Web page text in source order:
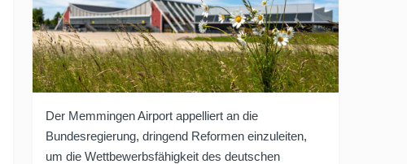
Der Memmingen Airport appelliert an die
Bundesregierung, dringend Reformen einzuleiten,
um die Wettbewerbsfähigkeit des deutschen